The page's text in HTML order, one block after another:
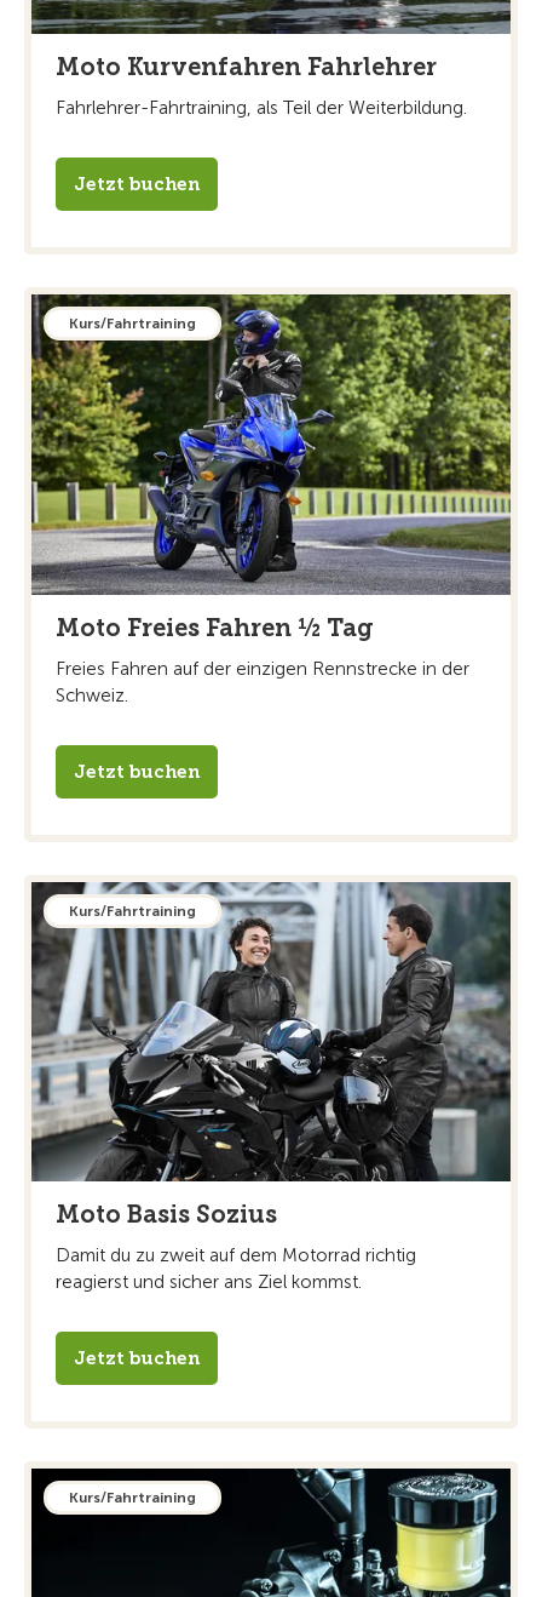
Moto Kurvenfahren Fahrlehrer
Fahrlehrer-Fahrtraining, als Teil der Weiterbildung.
Jetzt buchen
Kurs/Fahrtraining
Moto Freies Fahren ½ Tag
Freies Fahren auf der einzigen Rennstrecke in der
Schweiz.
Jetzt buchen
Kurs/Fahrtraining
Moto Basis Sozius
Damit du zu zweit auf dem Motorrad richtig
reagierst und sicher ans Ziel kommst.
Jetzt buchen
Kurs/Fahrtraining